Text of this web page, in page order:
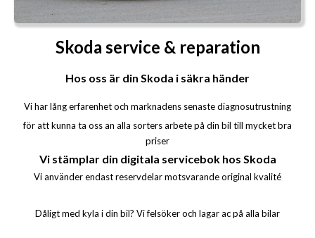
Skoda service & reparation
Hos oss är din Skoda i säkra händer
Vi har lång erfarenhet och marknadens senaste diagnosutrustning
för att kunna ta oss an alla sorters arbete på din bil till mycket bra
priser
Vi stämplar din digitala servicebok hos Skoda
Vi använder endast reservdelar motsvarande original kvalité
Dåligt med kyla i din bil? Vi felsöker och lagar ac på alla bilar